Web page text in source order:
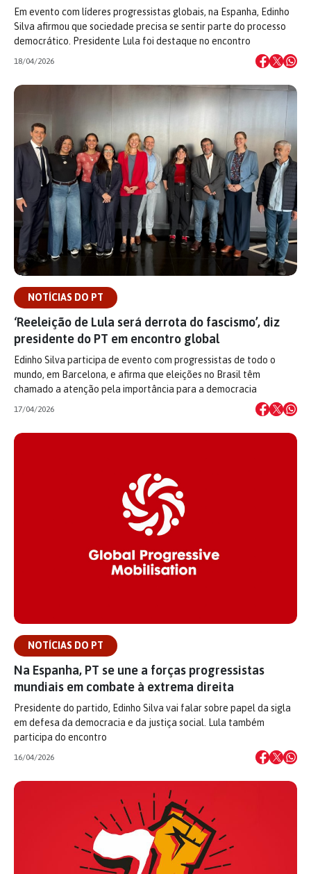
Em evento com líderes progressistas globais, na Espanha, Edinho
Silva afirmou que sociedade precisa se sentir parte do processo
democrático. Presidente Lula foi destaque no encontro
18/04/2026
NOTÍCIAS DO PT
‘Reeleição de Lula será derrota do fascismo’, diz
presidente do PT em encontro global
Edinho Silva participa de evento com progressistas de todo o
mundo, em Barcelona, e afirma que eleições no Brasil têm
chamado a atenção pela importância para a democracia
17/04/2026
NOTÍCIAS DO PT
Na Espanha, PT se une a forças progressistas
mundiais em combate à extrema direita
Presidente do partido, Edinho Silva vai falar sobre papel da sigla
em defesa da democracia e da justiça social. Lula também
participa do encontro
16/04/2026